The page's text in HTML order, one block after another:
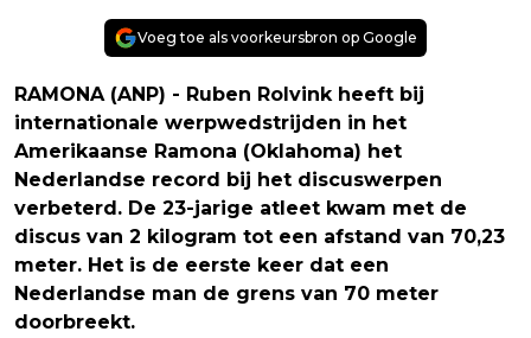
Voeg toe als voorkeursbron op Google
RAMONA (ANP) - Ruben Rolvink heeft bij
internationale werpwedstrijden in het
Amerikaanse Ramona (Oklahoma) het
Nederlandse record bij het discuswerpen
verbeterd. De 23-jarige atleet kwam met de
discus van 2 kilogram tot een afstand van 70,23
meter. Het is de eerste keer dat een
Nederlandse man de grens van 70 meter
doorbreekt.